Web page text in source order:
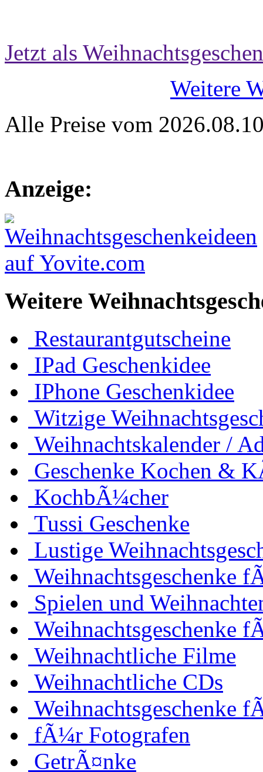
Jetzt als
Weitere
Alle Preise vom
Anzeige:
Weitere
Restaurantgutscheine
IPad Geschenkidee
IPhone Geschenkidee
Witzige
Weihnachtskalender /
Geschenke Kochen &
KochbÃ¼cher
Tussi Geschenke
Lustige
Weihnachtsgeschenke
Spielen und
Weihnachtsgeschenke
Weihnachtliche Filme
Weihnachtliche CDs
Weihnachtsgeschenke
fÃ¼r Fotografen
GetrÃ¤nke